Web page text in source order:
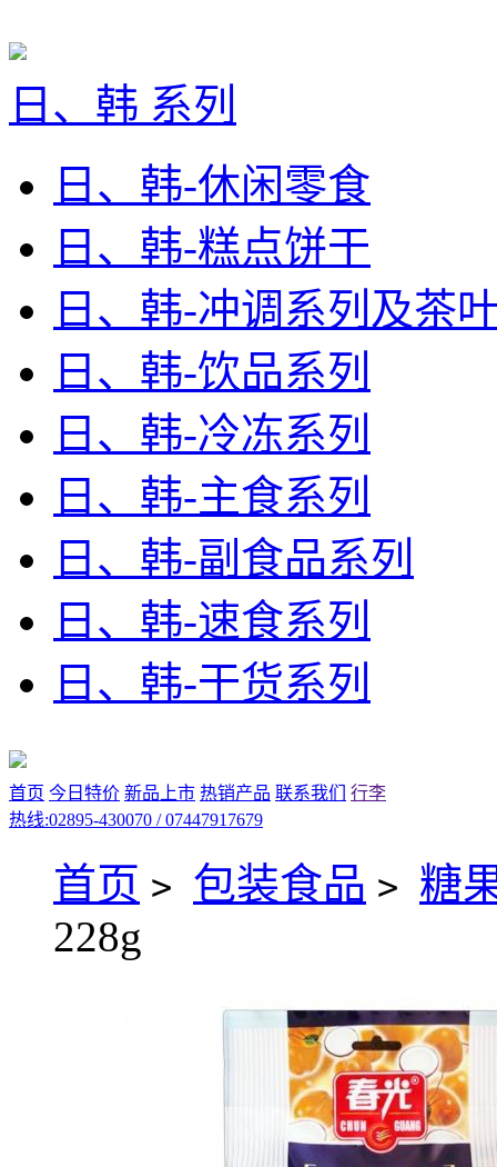
日、韩 系列
日、韩-休闲零食
日、韩-糕点饼干
日、韩-冲调系列及茶
日、韩-饮品系列
日、韩-冷冻系列
日、韩-主食系列
日、韩-副食品系列
日、韩-速食系列
日、韩-干货系列
首页 今日特价 新品上市 热销产品 联系我们
行李
热线:02895-430070 / 07447917679
首页 > 包装食品 > 糖
228g